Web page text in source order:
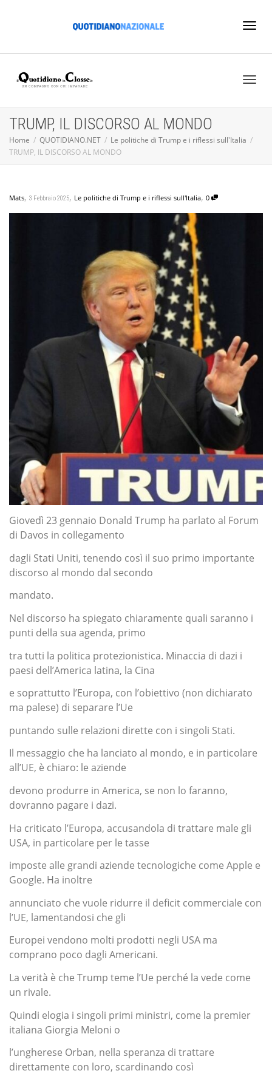
TRUMP, IL DISCORSO AL MONDO
Home QUOTIDIANO.NET
Le politiche di Trump e i riflessi sull'Italia
TRUMP, IL DISCORSO AL MONDO
Mats, 3 Febbraio 2025, Le politiche di Trump e i riflessi sull'Italia, 0
Giovedì 23 gennaio Donald Trump ha parlato al Forum
di Davos in collegamento
dagli Stati Uniti, tenendo così il suo primo importante
discorso al mondo dal secondo
mandato.
Nel discorso ha spiegato chiaramente quali saranno i
punti della sua agenda, primo
tra tutti la politica protezionistica. Minaccia di dazi i
paesi dell’America latina, la Cina
e soprattutto l’Europa, con l’obiettivo (non dichiarato
ma palese) di separare l’Ue
puntando sulle relazioni dirette con i singoli Stati.
Il messaggio che ha lanciato al mondo, e in particolare
all’UE, è chiaro: le aziende
devono produrre in America, se non lo faranno,
dovranno pagare i dazi.
Ha criticato l’Europa, accusandola di trattare male gli
USA, in particolare per le tasse
imposte alle grandi aziende tecnologiche come Apple e
Google. Ha inoltre
annunciato che vuole ridurre il deficit commerciale con
l’UE, lamentandosi che gli
Europei vendono molti prodotti negli USA ma
comprano poco dagli Americani.
La verità è che Trump teme l’Ue perché la vede come
un rivale.
Quindi elogia i singoli primi ministri, come la premier
italiana Giorgia Meloni o
l’ungherese Orban, nella speranza di trattare
direttamente con loro, scardinando così